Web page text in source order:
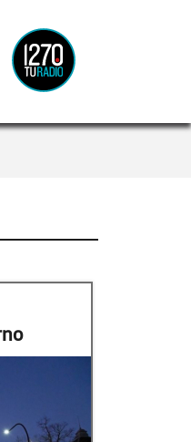
Radio
Provincia